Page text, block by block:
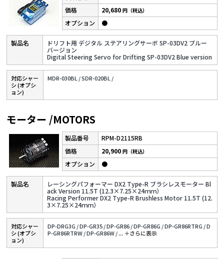
ドリフト用 デジタル ステアリングサーボ SP-03DV2 ブルー
バージョン
Digital Steering Servo for Drifting SP-03DV2 Blue version
20,680円（税込）
●
対応シャー
シ (オプシ
ョン)
MDR-030BL /SDR-020BL /
モーター /MOTORS
RPM-D2115RB
レーシングパフォーマー DX2 Type-R ブラシレスモーター Bl
ack Version 11.5T (12.3×7.25×24ｍｍ）
Racing Performer DX2 Type-R Brushless Motor 11.5T (12.
3×7.25×24ｍｍ）
20,900円（税込）
●
対応シャー
シ (オプシ
ョン)
DP-DRG3G /DP-GR35 /DP-GR86 /DP-GR86G /DP-GR86RTRG /D
P-GR86RTRW /DP-GR86W /... ＋さらに表⽰